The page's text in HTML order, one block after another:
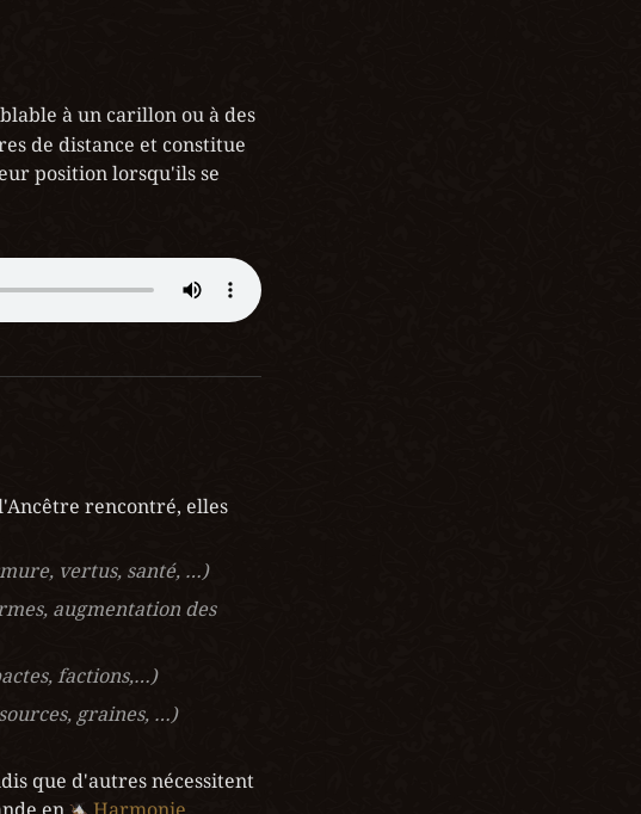
à un carillon ou à des
de distance et constitue
position lorsqu'ils se
rencontré, elles
vertus, santé, …)
augmentation des
factions,…)
graines, …)
que d'autres nécessitent